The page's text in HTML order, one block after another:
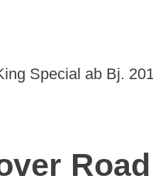
Special ab Bj.